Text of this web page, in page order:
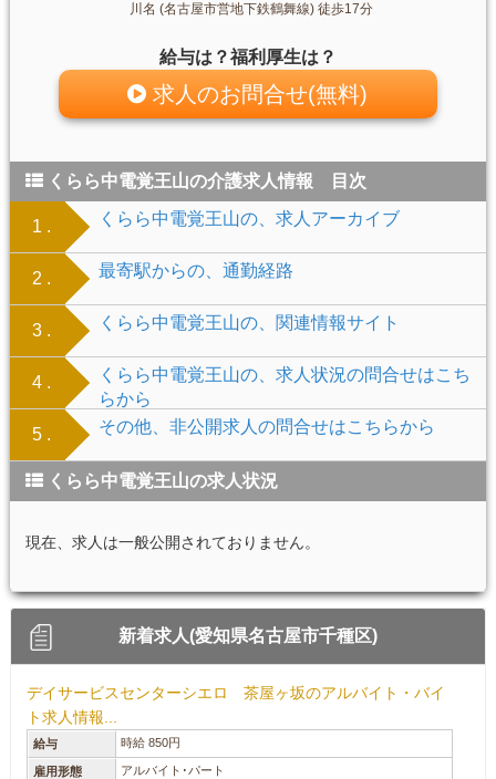
川名 (名古屋市営地下鉄鶴舞線) 徒歩17分
給与は？福利厚生は？
求人のお問合せ(無料)
くらら中電覚王山の介護求人情報 目次
1 . くらら中電覚王山の、求人アーカイブ
2 . 最寄駅からの、通勤経路
3 . くらら中電覚王山の、関連情報サイト
4 .
くらら中電覚王山の、求人状況の問合せはこち
らから
5 .
その他、非公開求人の問合せはこちらから
くらら中電覚王山の求人状況
現在、求人は一般公開されておりません。
新着求人(愛知県名古屋市千種区)
デイサービスセンターシエロ 茶屋ヶ坂のアルバイト・バイ
ト求人情報...
給与 時給 850円
雇用形態 アルバイト･パート